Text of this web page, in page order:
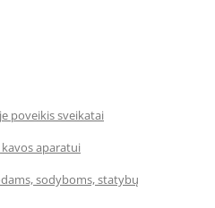
poveikis sveikatai
aparatui
sodyboms, statybų